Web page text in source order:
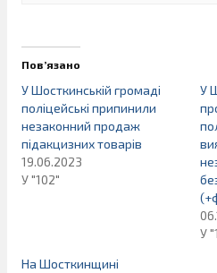
Пов’язано
У Шосткинській громаді
поліцейські припинили
незаконний продаж
підакцизних товарів
19.06.2023
У "102"
У
У
На Шосткинщині